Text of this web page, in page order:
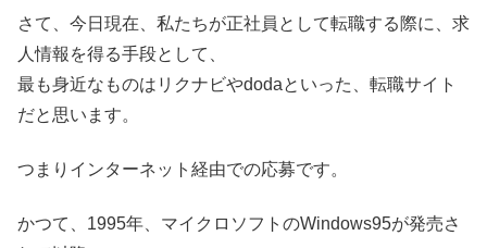
さて、今日現在、私たちが正社員として転職する際に、求
人情報を得る手段として、
最も身近なものはリクナビやdodaといった、転職サイト
だと思います。
つまりインターネット経由での応募です。
かつて、1995年、マイクロソフトのWindows95が発売さ